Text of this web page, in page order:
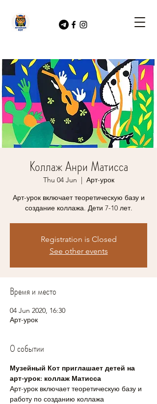
Коллаж Анри Матисса
Thu 04 Jun
  |
Арт-урок
Арт-урок включает теоретическую базу и
создание коллажа. Дети 7-10 лет.
Registration is Closed
See other events
Время и место
04 Jun 2020, 16:30
Арт-урок
О событии
Музейный Кот приглашает детей на
арт-урок: коллаж Матисса
Арт-урок включает теоретическую базу и
работу по созданию коллажа